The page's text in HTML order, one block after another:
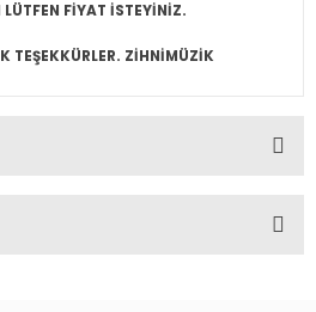
FİYAT İSTEYİNİZ.
TEŞEKKÜRLER. ZİHNİMÜZİK